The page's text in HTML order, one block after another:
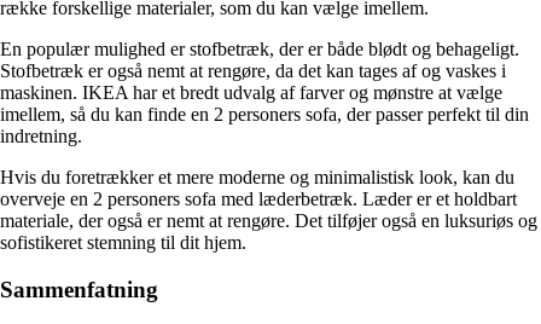
række forskellige materialer, som du kan vælge imellem.
En populær mulighed er stofbetræk, der er både blødt og behageligt.
Stofbetræk er også nemt at rengøre, da det kan tages af og vaskes i
maskinen. IKEA har et bredt udvalg af farver og mønstre at vælge
imellem, så du kan finde en 2 personers sofa, der passer perfekt til din
indretning.
Hvis du foretrækker et mere moderne og minimalistisk look, kan du
overveje en 2 personers sofa med læderbetræk. Læder er et holdbart
materiale, der også er nemt at rengøre. Det tilføjer også en luksuriøs og
sofistikeret stemning til dit hjem.
Sammenfatning